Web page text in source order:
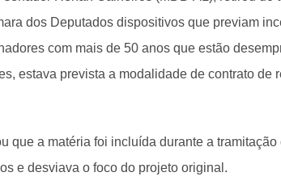
dos Deputados dispositivos que previam
com mais de 50 anos que estão
estava prevista a modalidade de contrato de
que a matéria foi incluída durante a tramitação
e desviava o foco do projeto original.